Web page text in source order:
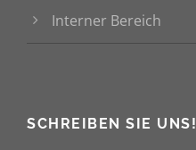
Interner Bereich
SCHREIBEN SIE UNS!